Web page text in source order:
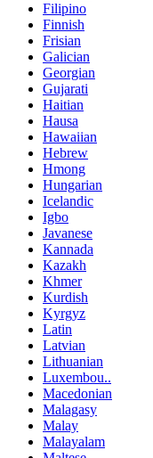
Filipino
Finnish
Frisian
Galician
Georgian
Gujarati
Haitian
Hausa
Hawaiian
Hebrew
Hmong
Hungarian
Icelandic
Igbo
Javanese
Kannada
Kazakh
Khmer
Kurdish
Kyrgyz
Latin
Latvian
Lithuanian
Luxembou..
Macedonian
Malagasy
Malay
Malayalam